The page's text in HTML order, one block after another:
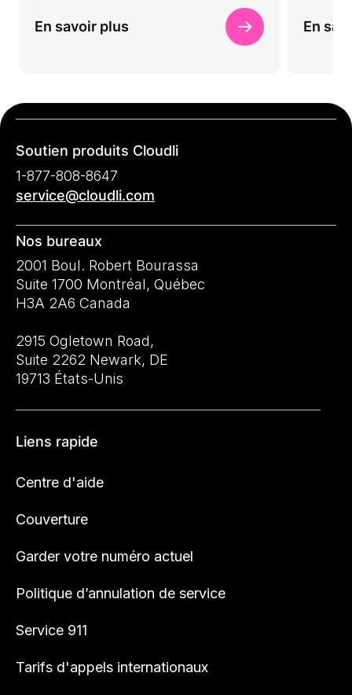
En savoir plus En
Soutien produits Cloudli
1-877-808-8647
service@cloudli.com
Nos bureaux
2001 Boul. Robert Bourassa
Suite 1700 Montréal, Québec
H3A 2A6 Canada
2915 Ogletown Road,
Suite 2262 Newark, DE
19713 États-Unis
Liens rapide
Centre d'aide
Couverture
Garder votre numéro actuel
Politique d’annulation de service
Service 911
Tarifs d'appels internationaux